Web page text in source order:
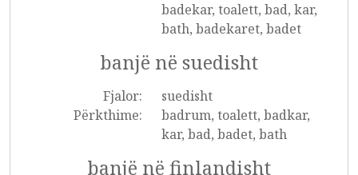
badekar, toalett, bad, kar,
bath, badekaret, badet
banjë në suedisht
Fjalor:
suedisht
Përkthime:
badrum, toalett, badkar,
kar, bad, badet, bath
banjë në finlandisht